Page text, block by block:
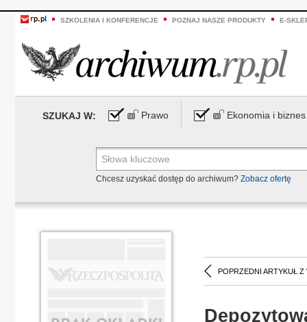
SZKOLENIA I KONFERENCJE POZNAJ NASZE PRODUKTY E-
SZUKAJ W: Prawo Ekonomia i biznes
Chcesz uzyskać dostęp do archiwum? Zobacz ofertę
POPRZEDNI ARTYKUŁ Z